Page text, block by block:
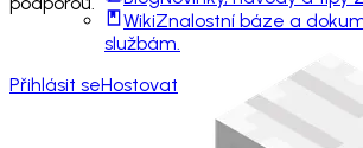
WikiZnalostní báze a
službám.
Přihlásit seHostovat